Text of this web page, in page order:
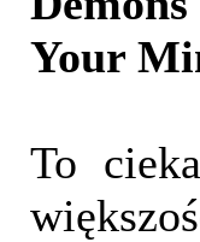
Your
To